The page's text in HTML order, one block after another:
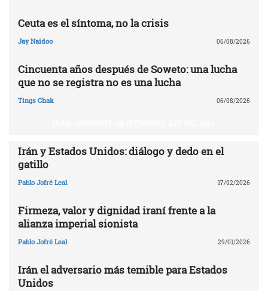
Ceuta es el síntoma, no la crisis
Jay Naidoo 06/08/2026
Cincuenta años después de Soweto: una lucha
que no se registra no es una lucha
Tings Chak 06/08/2026
Irán y Estados Unidos: diálogo y dedo en el
gatillo
Pablo Jofré Leal 17/02/2026
Firmeza, valor y dignidad iraní frente a la
alianza imperial sionista
Pablo Jofré Leal 29/01/2026
Irán el adversario más temible para Estados
Unidos